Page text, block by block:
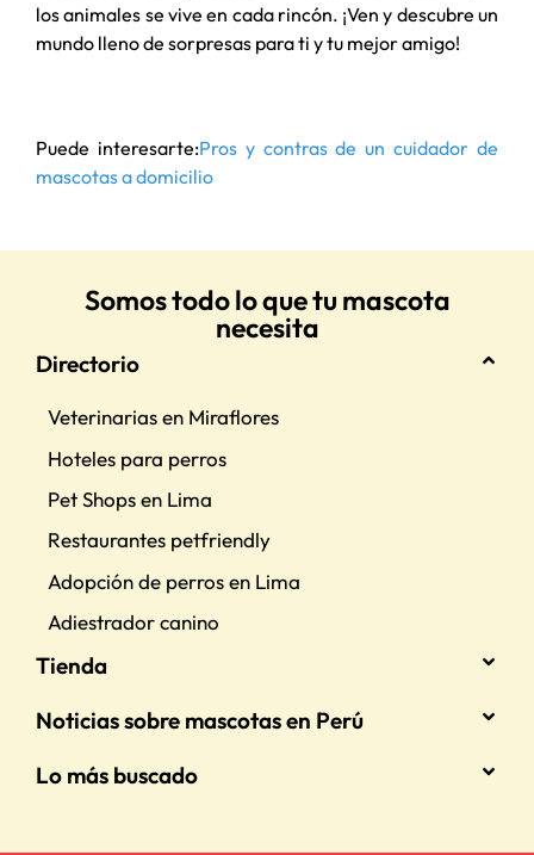
los animales se vive en cada rincón. ¡Ven y descubre un
mundo lleno de sorpresas para ti y tu mejor amigo!
Puede interesarte:Pros y contras de un cuidador de
mascotas a domicilio
Somos todo lo que tu mascota
necesita
Directorio
Veterinarias en Miraflores
Hoteles para perros
Pet Shops en Lima
Restaurantes petfriendly
Adopción de perros en Lima
Adiestrador canino
Tienda
Noticias sobre mascotas en Perú
Lo más buscado